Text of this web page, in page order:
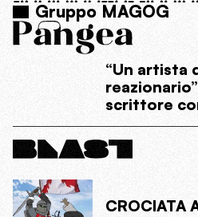
Gruppo MAGOG
“Un artista
scrittore
CROCIATA